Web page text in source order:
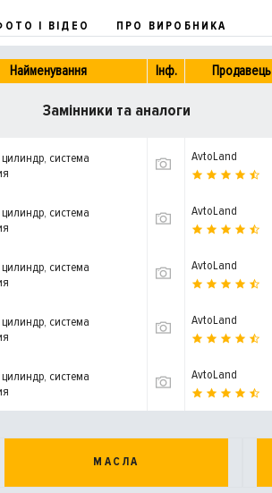
І ВІДЕО ПРО ВИРОБНИКА
Найменування Інф. Продавець
Замінники та аналоги
система
AvtoLand
система
AvtoLand
система
AvtoLand
система
AvtoLand
система
AvtoLand
МАСЛА